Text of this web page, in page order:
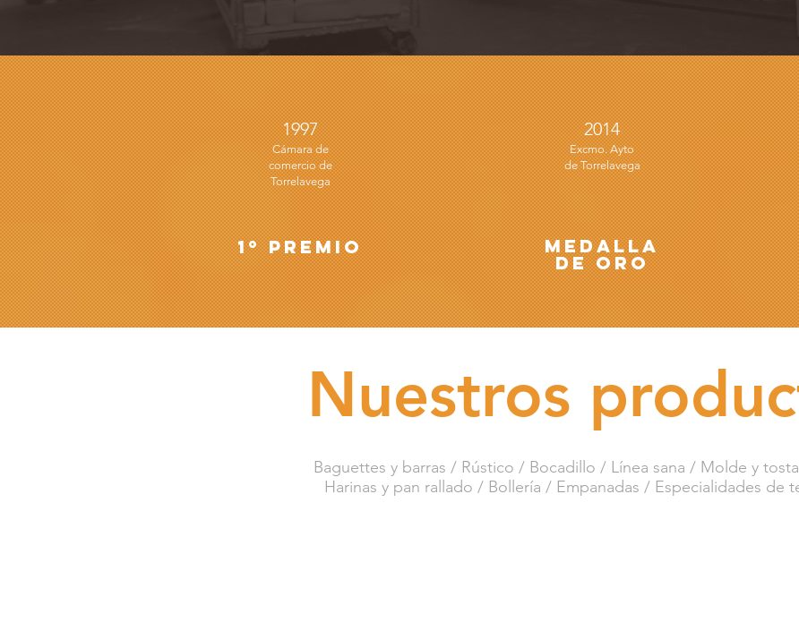
Baguettes y barras / Rústico / Bocadillo / Línea sana / Molde y
Harinas y pan rallado / Bollería / Empanadas / Especialidades de
medalla
de oro
2014
Excmo. Ayto
de Torrelavega
1º Premio
1997
Cámara de
comercio de
Torrelavega
Nuestros